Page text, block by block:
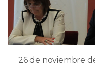
26 de noviembre